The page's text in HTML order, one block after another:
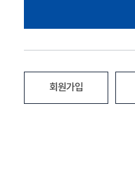
회원가입